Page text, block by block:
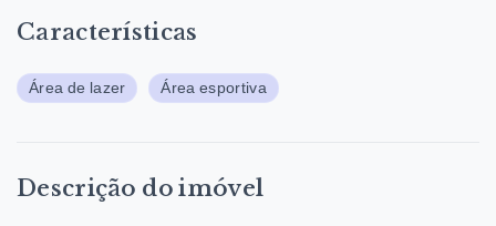
Características
Área de lazer Área esportiva
Descrição do imóvel